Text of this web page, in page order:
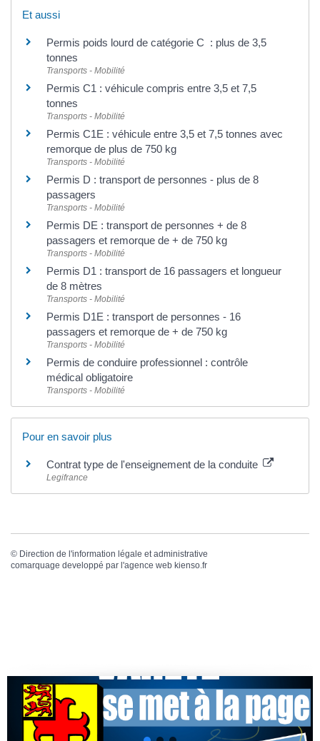
Et aussi
Permis poids lourd de catégorie C : plus de 3,5
tonnes
Transports - Mobilité
Permis C1 : véhicule compris entre 3,5 et 7,5
tonnes
Transports - Mobilité
Permis C1E : véhicule entre 3,5 et 7,5 tonnes avec
remorque de plus de 750 kg
Transports - Mobilité
Permis D : transport de personnes - plus de 8
passagers
Transports - Mobilité
Permis DE : transport de personnes + de 8
passagers et remorque de + de 750 kg
Transports - Mobilité
Permis D1 : transport de 16 passagers et longueur
de 8 mètres
Transports - Mobilité
Permis D1E : transport de personnes - 16
passagers et remorque de + de 750 kg
Transports - Mobilité
Permis de conduire professionnel : contrôle
médical obligatoire
Transports - Mobilité
Pour en savoir plus
Contrat type de l'enseignement de la conduite
Legifrance
© Direction de l'information légale et administrative
comarquage developpé par l'agence web kienso.fr